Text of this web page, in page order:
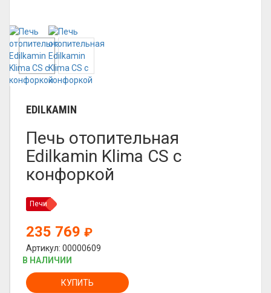
EDILKAMIN
Печь отопительная
Edilkamin Klima CS с
конфоркой
Печи
235 769 ₽
Артикул: 00000609
В НАЛИЧИИ
КУПИТЬ